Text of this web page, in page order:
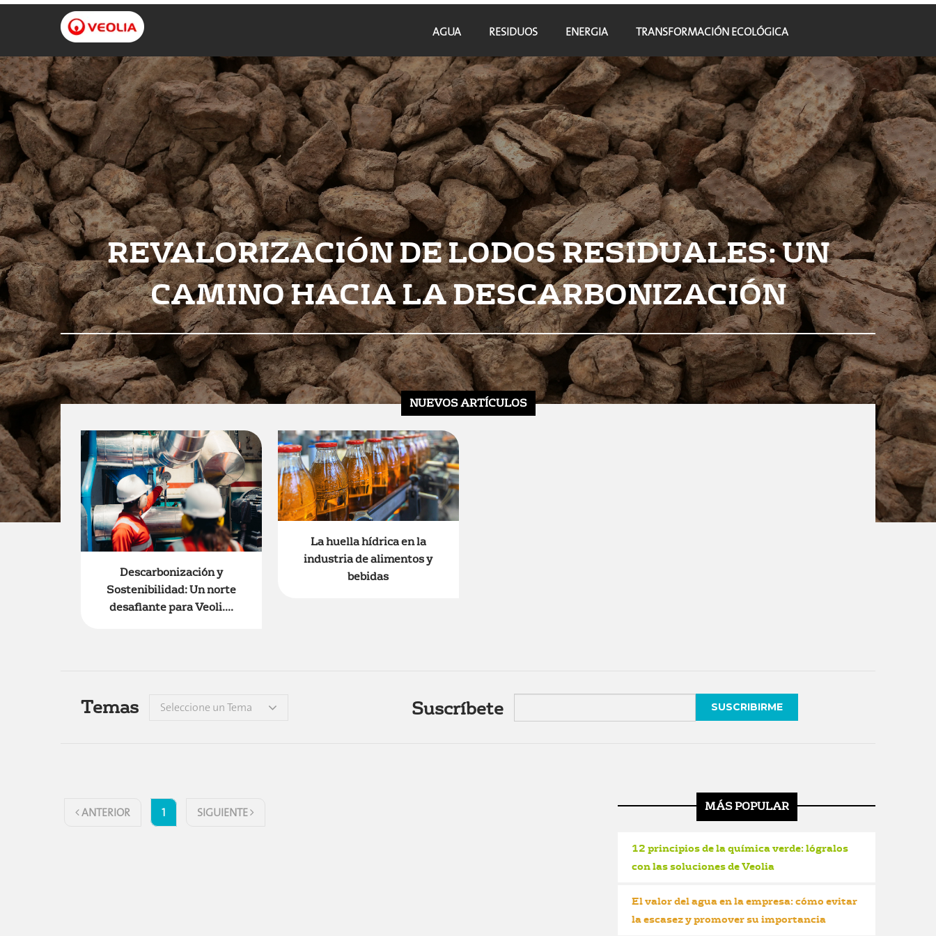
AGUA RESIDUOS ENERGIA TRANSFORMACIÓN ECOLÓGICA
REVALORIZACIÓN DE LODOS RESIDUALES: UN
CAMINO HACIA LA DESCARBONIZACIÓN
NUEVOS ARTÍCULOS
Descarbonización y
Sostenibilidad: Un norte
desafiante para Veoli....
La huella hídrica en la
industria de alimentos y
bebidas
Temas Seleccione un Tema Suscríbete
ANTERIOR 1 SIGUIENTE MÁS POPULAR
12 principios de la química verde: lógralos
con las soluciones de Veolia
El valor del agua en la empresa: cómo evitar
la escasez y promover su importancia